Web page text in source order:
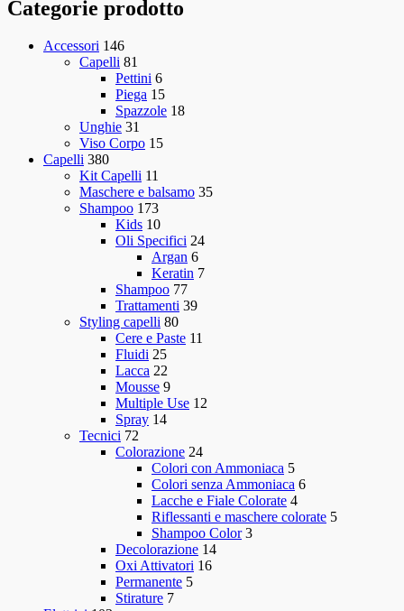
Categorie prodotto
Accessori 146
Capelli 81
Pettini 6
Piega 15
Spazzole 18
Unghie 31
Viso Corpo 15
Capelli 380
Kit Capelli 11
Maschere e balsamo 35
Shampoo 173
Kids 10
Oli Specifici 24
Argan 6
Keratin 7
Shampoo 77
Trattamenti 39
Styling capelli 80
Cere e Paste 11
Fluidi 25
Lacca 22
Mousse 9
Multiple Use 12
Spray 14
Tecnici 72
Colorazione 24
Colori con Ammoniaca 5
Colori senza Ammoniaca 6
Lacche e Fiale Colorate 4
Riflessanti e maschere colorate 5
Shampoo Color 3
Decolorazione 14
Oxi Attivatori 16
Permanente 5
Stirature 7